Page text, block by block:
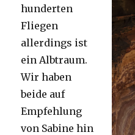
hunderten
Fliegen
allerdings ist
ein Albtraum.
Wir haben
beide auf
Empfehlung
von Sabine hin